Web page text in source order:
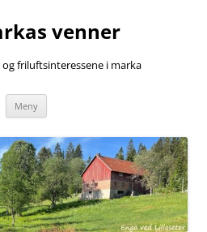
venner
friluftsinteressene i marka
Meny